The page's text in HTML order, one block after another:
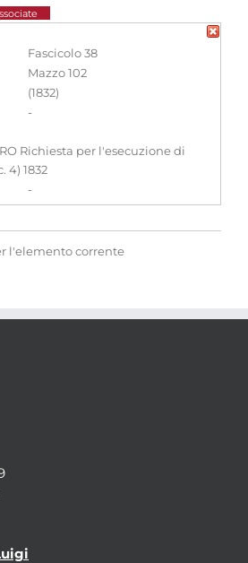
Fascicolo 38
Mazzo 102
(1832)
-
Richiesta per l'esecuzione di
4) 1832
-
l'elemento corrente